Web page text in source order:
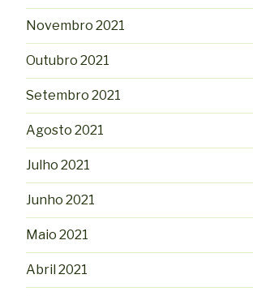
Novembro 2021
Outubro 2021
Setembro 2021
Agosto 2021
Julho 2021
Junho 2021
Maio 2021
Abril 2021